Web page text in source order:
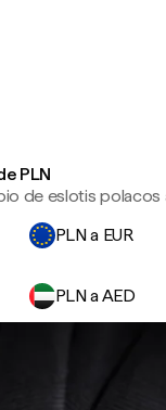
PLN
de eslotis polacos
PLN a EUR
PLN a AED